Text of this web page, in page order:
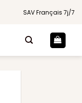
SAV Français 7j/7